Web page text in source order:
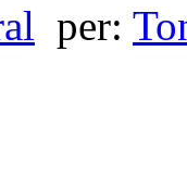
per: